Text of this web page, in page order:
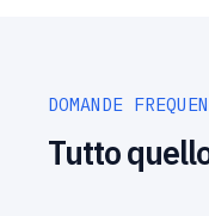
DOMANDE
Tutto